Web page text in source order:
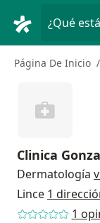
¿Qué
Página De Inicio
Clinica
Dermatología
Lince 1
1